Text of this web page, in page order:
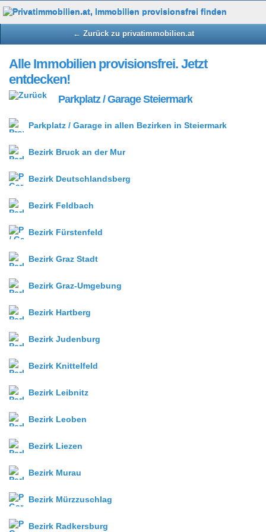
← Zurück zu privatimmobilien.at
Alle Immobilien provisionsfrei. Jetzt
entdecken!
Parkplatz / Garage Steiermark
Parkplatz / Garage in allen Bezirken in Steiermark
Bezirk Bruck an der Mur
Bezirk Deutschlandsberg
Bezirk Feldbach
Bezirk Fürstenfeld
Bezirk Graz Stadt
Bezirk Graz-Umgebung
Bezirk Hartberg
Bezirk Judenburg
Bezirk Knittelfeld
Bezirk Leibnitz
Bezirk Leoben
Bezirk Liezen
Bezirk Murau
Bezirk Mürzzuschlag
Bezirk Radkersburg